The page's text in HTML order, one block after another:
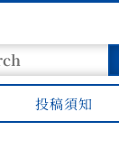
投稿須知